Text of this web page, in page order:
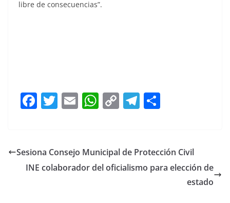
libre de consecuencias”.
F
e
b
T
er
E
l
W
s
A
C
y
Li
T
gr
a
e
Sesiona Consejo Municipal de Protección Civil
INE colaborador del oficialismo para elección de
estado